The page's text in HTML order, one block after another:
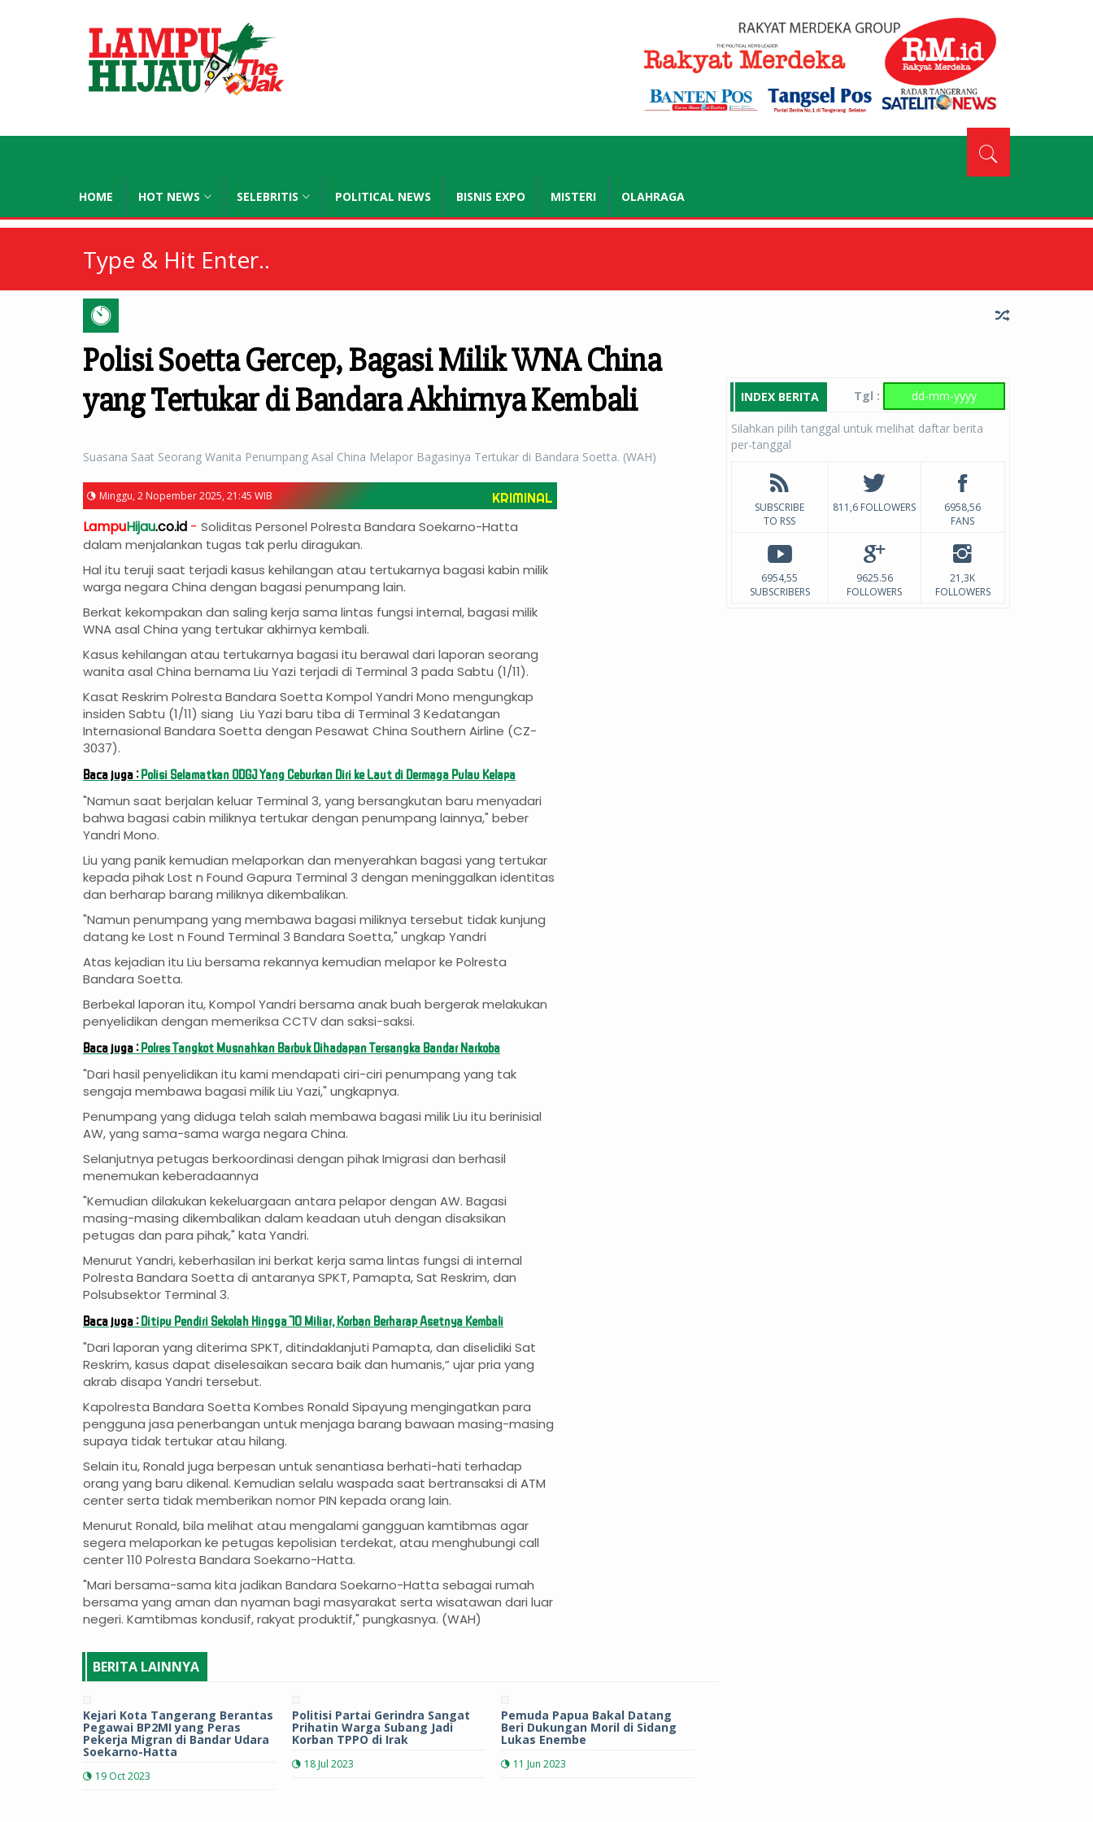
HOME HOT NEWS SELEBRITIS POLITICAL NEWS BISNIS EXPO MISTERI OLAHRAGA
Polisi Soetta Gercep, Bagasi Milik WNA China
yang Tertukar di Bandara Akhirnya Kembali
Suasana Saat Seorang Wanita Penumpang Asal China Melapor Bagasinya Tertukar di Bandara Soetta. (WAH)
Minggu, 2 Nopember 2025, 21:45 WIB KRIMINAL
LampuHijau.co.id - Soliditas Personel Polresta Bandara Soekarno-Hatta
dalam menjalankan tugas tak perlu diragukan.
Hal itu teruji saat terjadi kasus kehilangan atau tertukarnya bagasi kabin milik
warga negara China dengan bagasi penumpang lain.
Berkat kekompakan dan saling kerja sama lintas fungsi internal, bagasi milik
WNA asal China yang tertukar akhirnya kembali.
Kasus kehilangan atau tertukarnya bagasi itu berawal dari laporan seorang
wanita asal China bernama Liu Yazi terjadi di Terminal 3 pada Sabtu (1/11).
Kasat Reskrim Polresta Bandara Soetta Kompol Yandri Mono mengungkap
insiden Sabtu (1/11) siang Liu Yazi baru tiba di Terminal 3 Kedatangan
Internasional Bandara Soetta dengan Pesawat China Southern Airline (CZ-
3037).
Baca juga :Polisi Selamatkan ODGJ Yang Ceburkan Diri ke Laut di Dermaga Pulau Kelapa
"Namun saat berjalan keluar Terminal 3, yang bersangkutan baru menyadari
bahwa bagasi cabin miliknya tertukar dengan penumpang lainnya," beber
Yandri Mono.
Liu yang panik kemudian melaporkan dan menyerahkan bagasi yang tertukar
kepada pihak Lost n Found Gapura Terminal 3 dengan meninggalkan identitas
dan berharap barang miliknya dikembalikan.
"Namun penumpang yang membawa bagasi miliknya tersebut tidak kunjung
datang ke Lost n Found Terminal 3 Bandara Soetta," ungkap Yandri
Atas kejadian itu Liu bersama rekannya kemudian melapor ke Polresta
Bandara Soetta.
Berbekal laporan itu, Kompol Yandri bersama anak buah bergerak melakukan
penyelidikan dengan memeriksa CCTV dan saksi-saksi.
Baca juga :Polres Tangkot Musnahkan Barbuk Dihadapan Tersangka Bandar Narkoba
"Dari hasil penyelidikan itu kami mendapati ciri-ciri penumpang yang tak
sengaja membawa bagasi milik Liu Yazi," ungkapnya.
Penumpang yang diduga telah salah membawa bagasi milik Liu itu berinisial
AW, yang sama-sama warga negara China.
Selanjutnya petugas berkoordinasi dengan pihak Imigrasi dan berhasil
menemukan keberadaannya
"Kemudian dilakukan kekeluargaan antara pelapor dengan AW. Bagasi
masing-masing dikembalikan dalam keadaan utuh dengan disaksikan
petugas dan para pihak," kata Yandri.
Menurut Yandri, keberhasilan ini berkat kerja sama lintas fungsi di internal
Polresta Bandara Soetta di antaranya SPKT, Pamapta, Sat Reskrim, dan
Polsubsektor Terminal 3.
Baca juga :Ditipu Pendiri Sekolah Hingga 70 Miliar, Korban Berharap Asetnya Kembali
"Dari laporan yang diterima SPKT, ditindaklanjuti Pamapta, dan diselidiki Sat
Reskrim, kasus dapat diselesaikan secara baik dan humanis,” ujar pria yang
akrab disapa Yandri tersebut.
Kapolresta Bandara Soetta Kombes Ronald Sipayung mengingatkan para
pengguna jasa penerbangan untuk menjaga barang bawaan masing-masing
supaya tidak tertukar atau hilang.
Selain itu, Ronald juga berpesan untuk senantiasa berhati-hati terhadap
orang yang baru dikenal. Kemudian selalu waspada saat bertransaksi di ATM
center serta tidak memberikan nomor PIN kepada orang lain.
Menurut Ronald, bila melihat atau mengalami gangguan kamtibmas agar
segera melaporkan ke petugas kepolisian terdekat, atau menghubungi call
center 110 Polresta Bandara Soekarno-Hatta.
"Mari bersama-sama kita jadikan Bandara Soekarno-Hatta sebagai rumah
bersama yang aman dan nyaman bagi masyarakat serta wisatawan dari luar
negeri. Kamtibmas kondusif, rakyat produktif," pungkasnya. (WAH)
BERITA LAINNYA
Kejari Kota Tangerang Berantas
Pegawai BP2MI yang Peras
Pekerja Migran di Bandar Udara
Soekarno-Hatta
19 Oct 2023
Politisi Partai Gerindra Sangat
Prihatin Warga Subang Jadi
Korban TPPO di Irak
18 Jul 2023
Pemuda Papua Bakal Datang
Beri Dukungan Moril di Sidang
Lukas Enembe
11 Jun 2023
INDEX BERITA Tgl :
Silahkan pilih tanggal untuk melihat daftar berita
per-tanggal
SUBSCRIBE
TO RSS
811,6 FOLLOWERS
6958,56
FANS
6954,55
SUBSCRIBERS
9625.56
FOLLOWERS
21,3K
FOLLOWERS